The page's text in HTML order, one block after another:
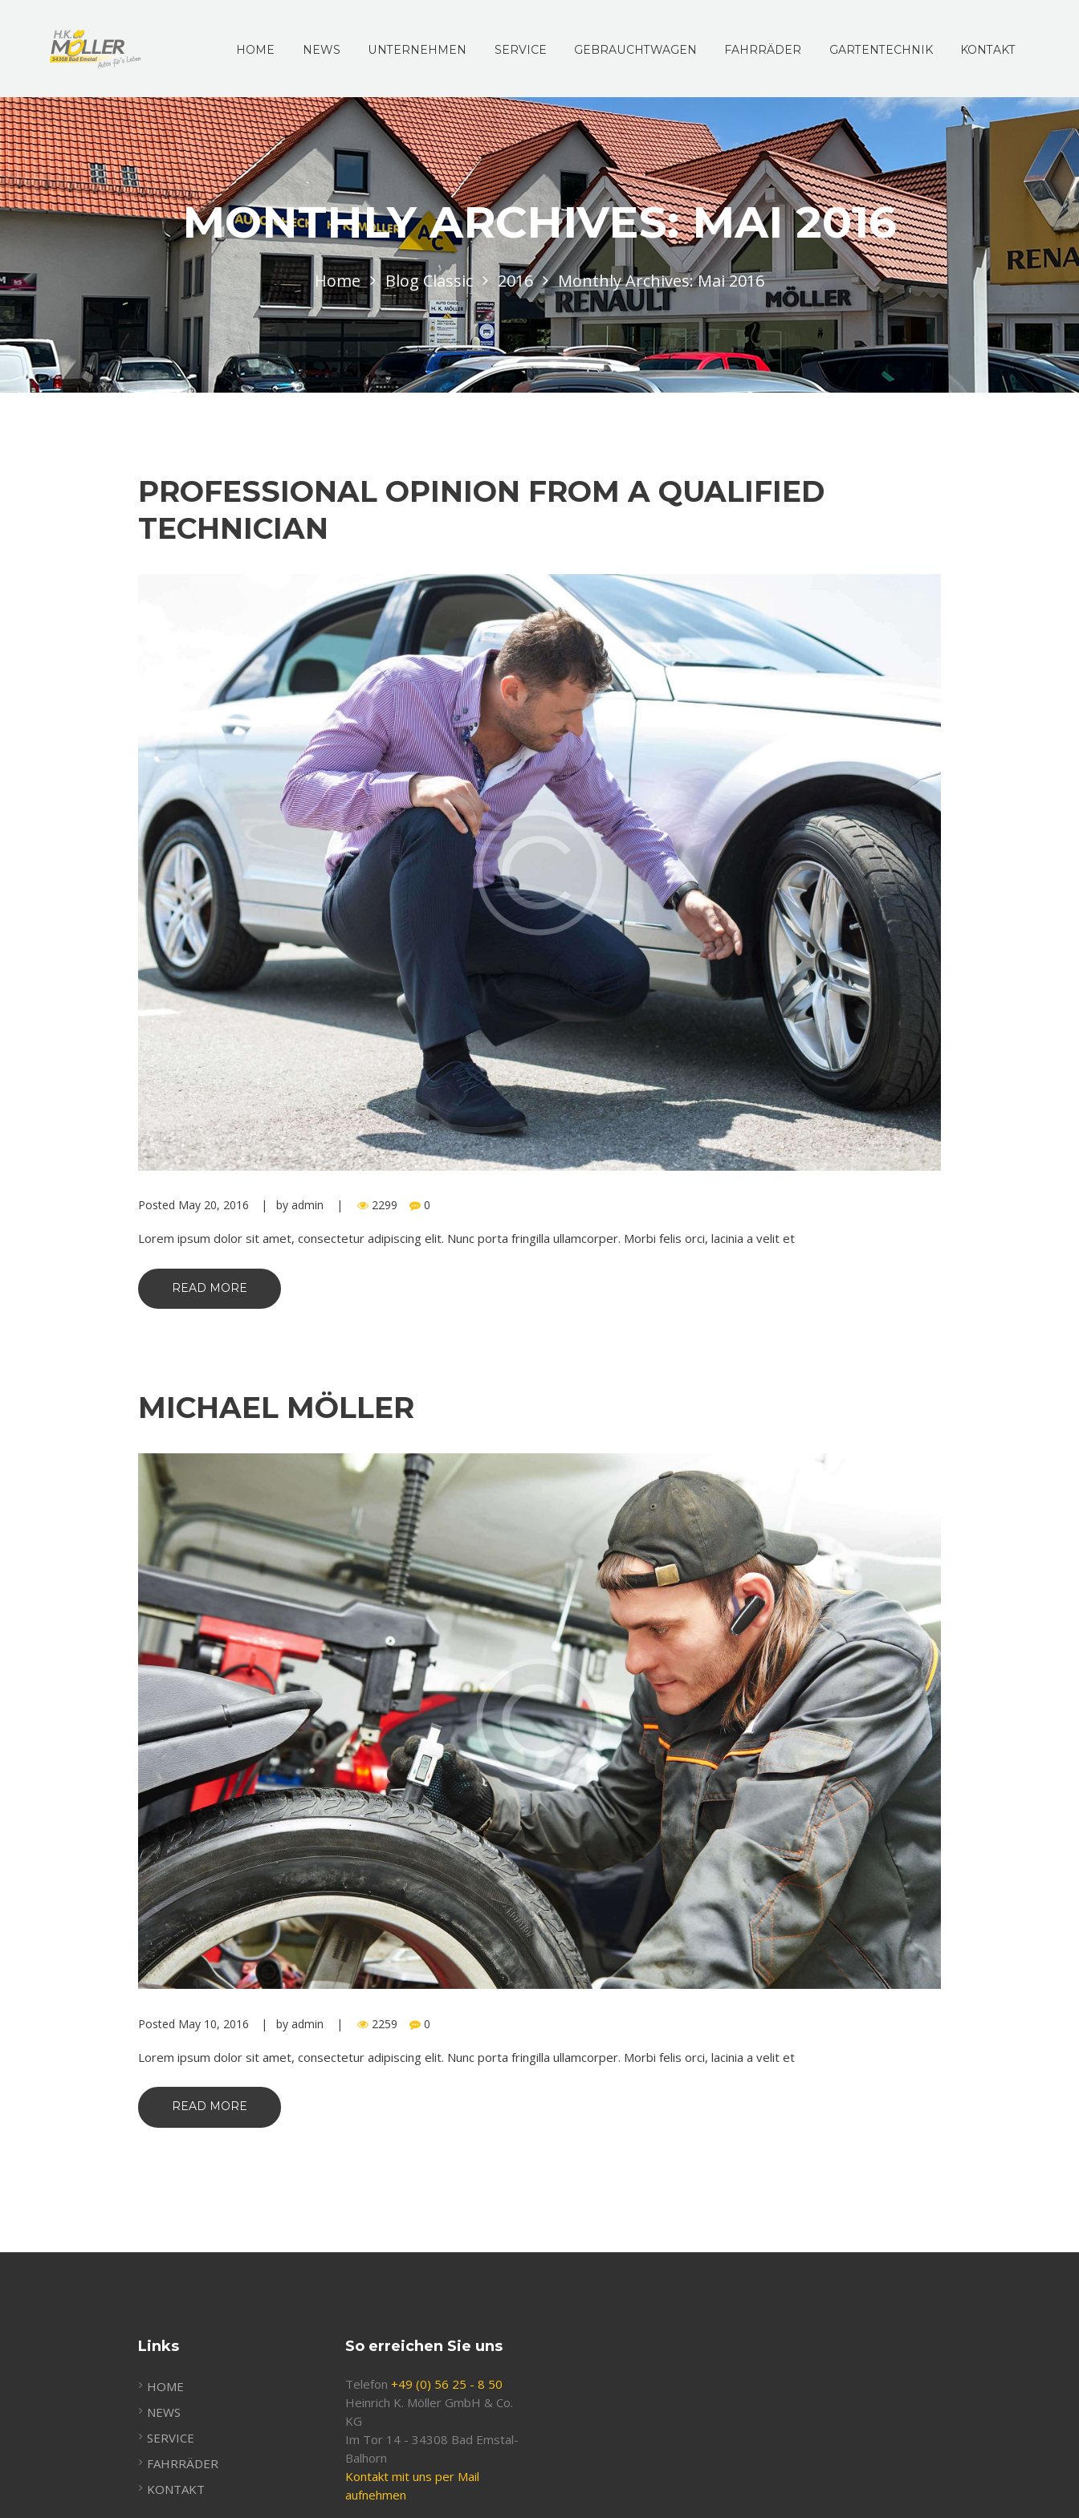
HOME NEWS UNTERNEHMEN SERVICE GEBRAUCHTWAGEN FAHRRÄDER GARTENTECHNIK KONTAKT
MONTHLY ARCHIVES: MAI 2016
Home Blog Classic 2016 Monthly Archives: Mai 2016
PROFESSIONAL OPINION FROM A QUALIFIED
TECHNICIAN
Posted May 20, 2016 byadmin 2299 0
Lorem ipsum dolor sit amet, consectetur adipiscing elit. Nunc porta fringilla ullamcorper. Morbi felis orci, lacinia a velit et
READ MORE
MICHAEL MÖLLER
Posted May 10, 2016 byadmin 2259 0
Lorem ipsum dolor sit amet, consectetur adipiscing elit. Nunc porta fringilla ullamcorper. Morbi felis orci, lacinia a velit et
READ MORE
Links
HOME
NEWS
SERVICE
FAHRRÄDER
KONTAKT
So erreichen Sie uns
Telefon +49 (0) 56 25 - 8 50
Heinrich K. Möller GmbH & Co.
KG
Im Tor 14 - 34308 Bad Emstal-
Balhorn
Kontakt mit uns per Mail
aufnehmen